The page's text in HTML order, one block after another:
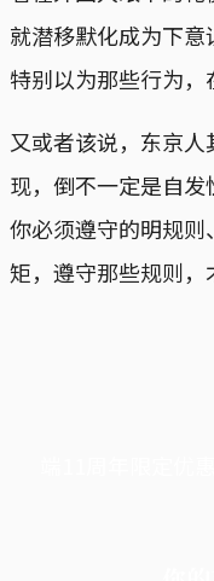
就潜移默化成为下
特别以为那些行为，
又或者该说，东京
现，倒不一定是自
你必须遵守的明规
矩，遵守那些规则，